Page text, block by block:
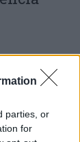
parties, or
for